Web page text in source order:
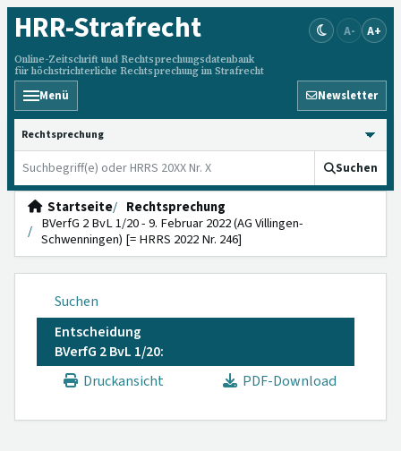
HRR-Strafrecht
Online-Zeitschrift und Rechtsprechungsdatenbank
für höchstrichterliche Rechtsprechung im Strafrecht
A- A+
Menü Newsletter
HRRS durchsuchen
Suchen
Startseite
Rechtsprechung
BVerfG 2 BvL 1/20 - 9. Februar 2022 (AG Villingen-
Schwenningen) [= HRRS 2022 Nr. 246]
Suchen
Entscheidung
BVerfG 2 BvL 1/20:
Druckansicht
PDF-Download